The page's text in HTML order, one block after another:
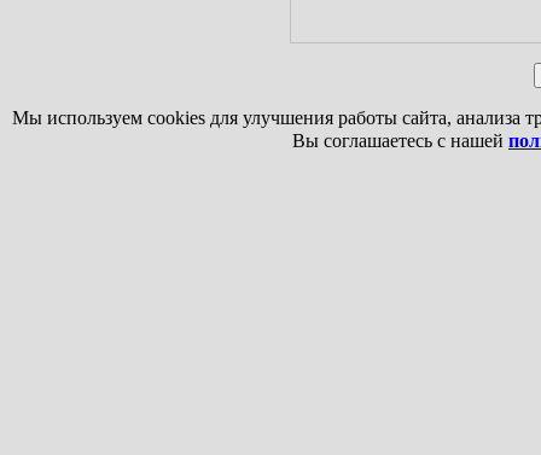
Мы используем cookies для улучшения работы сайта, анализа
Вы соглашаетесь с нашей